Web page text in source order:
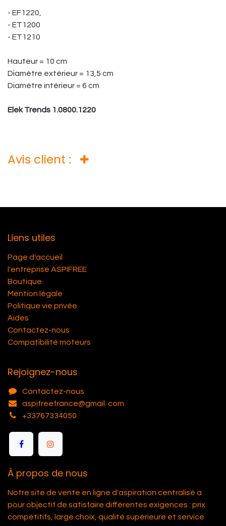
- EF1220,
- ET1200
- ET1210
Hauteur = 10 cm
Diamètre extérieur = 13,5 cm
Diamètre intérieur = 6 cm
Elek Trends 1.0800.1220
Avis client :
Liens utiles
Page d'accueil
l'entreprise ASPIFREE
Boutique
Mention légale
Politique vie privée
Aides
Contactez-nous
Compatibilité moteurs
Rejoignez-nous
Contactez-nous
aspifreefrance@gmail. com
+33767334050
À propos de nous
Notre site de vente en ligne d'aspiration centralisé a
pour objectif de satisfaire différentes exigences : prix
compétitifs, large choix, qualité supérieure et service